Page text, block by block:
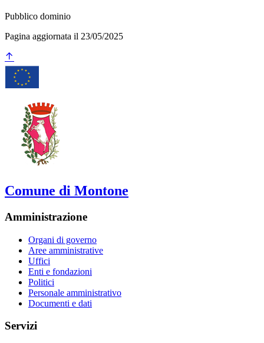
Pubblico dominio
Pagina aggiornata il 23/05/2025
Comune di Montone
Amministrazione
Organi di governo
Aree amministrative
Uffici
Enti e fondazioni
Politici
Personale amministrativo
Documenti e dati
Servizi